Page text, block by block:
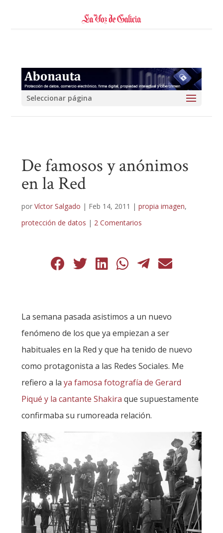
Seleccionar página
De famosos y anónimos
en la Red
por Víctor Salgado | Feb 14, 2011 | propia imagen,
protección de datos | 2 Comentarios
La semana pasada asistimos a un nuevo
fenómeno de los que ya empiezan a ser
habituales en la Red y que ha tenido de nuevo
como protagonista a las Redes Sociales. Me
refiero a la ya famosa fotografía de Gerard
Piqué y la cantante Shakira que supuestamente
confirmaba su rumoreada relación.